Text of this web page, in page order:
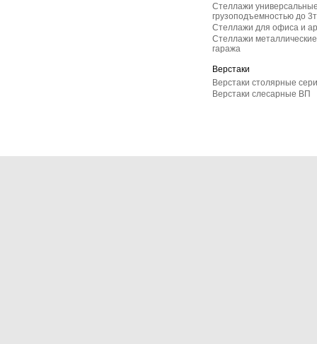
Стеллажи
грузоподъемностью до
Стеллажи для офиса и
Стеллажи
гаража
Верстаки
Верстаки столярные
Верстаки слесарные ВП